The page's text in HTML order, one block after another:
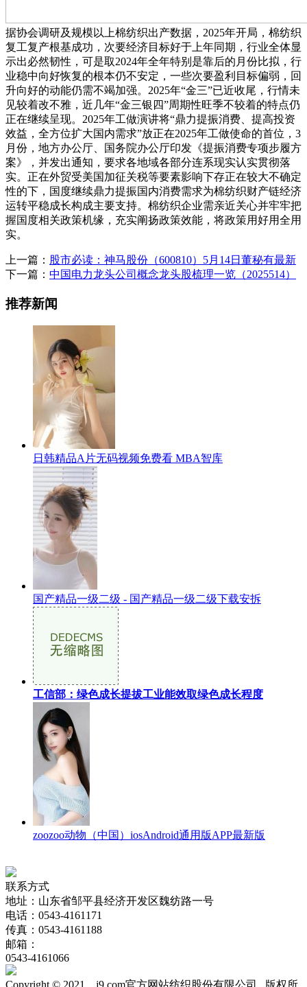
据协会调研及规模以上棉纺织出产数据，2025年开局，棉纺织
复工复产根基成功，次要经济目标好于上年同期，行业全体显
示出必然韧性，可是取2024年全年特别是靠后的月份比拟，行
业稳中向好恢复的根本仍不安定，一些次要盈利目标偏弱，回
升向好的动能仍需不竭加强。2025年“金三”已近收尾，行情未
见较着改不雅，近几年“金三银四”周期性旺季不较着的特点仍
正在继续呈现。2025年工做演讲将“鼎力提振消费、提高投资
效益，全方位扩大国内需求”放正在2025年工做使命的首位，3
月份，地方办公厅、国务院办公厅印发《提振消费专项步履方
案》，并发出通知，要求各地域各部分连系现实认实贯彻落
实。正在外贸受美国加征关税等要素影响下存正在较大不确定
性的下，国度继续鼎力提振国内消费需求为棉纺织财产链经济
运转平稳成长构成主要支持。棉纺织企业需亲近关心并牢牢把
握国度相关政策机缘，充实阐扬政策效能，将政策用好用全用
实。
上一篇： 股市必读：神马股份（600810）5月14日董秘有最新
下一篇： 中国电力龙头公司概念龙头股梳理一览（2025514）
推荐新闻
日韩精品A片无码视频免费看 MBA智库
国产精品一级二级 - 国产精品一级二级下载安拆
工信部：绿色成长提拔工业能效取绿色成长程度
zoozoo动物（中国）iosAndroid通用版APP最新版
联系方式
地址：山东省邹平县经济开发区魏纺路一号
电话：0543-4161171
传真：0543-4161188
邮箱：
0543-4161066